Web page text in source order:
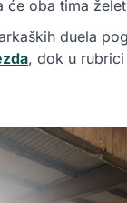
će oba tima
duela
, dok u rubrici